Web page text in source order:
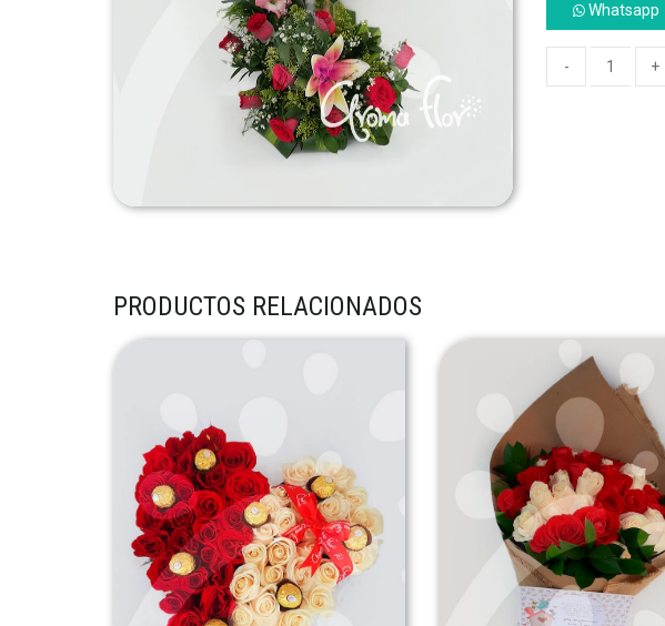
Whatsapp
PRODUCTOS RELACIONADOS